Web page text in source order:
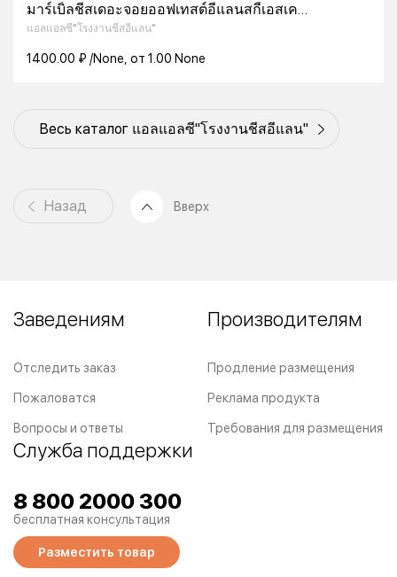
มาร์เบิ้ลชีสเดอะจอยออฟเทสต์อีแลนสกี้เอสเค
45%250กรัม
แอลแอลซี"โรงงานชีสอีแลน"
1400.00 ₽ /None, от 1.00 None
Весь каталог แอลแอลซี"โรงงานชีสอีแลน"
Назад Вверх
Заведениям
Отследить заказ
Пожаловатся
Вопросы и ответы
Производителям
Продление размещения
Реклама продукта
Требования для размещения
Служба поддержки
8 800 2000 300
бесплатная консультация
Разместить товар